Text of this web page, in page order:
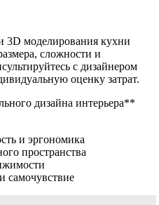
3D моделирования кухни
сложности и
с дизайнером
оценку затрат.
дизайна интерьера**
и эргономика
пространства
самочувствие